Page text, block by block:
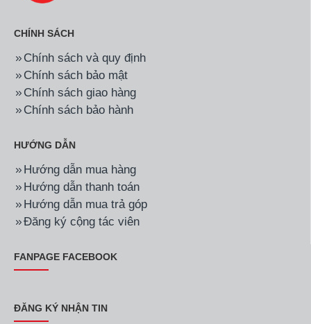
CHÍNH SÁCH
Chính sách và quy định
Chính sách bảo mật
Chính sách giao hàng
Chính sách bảo hành
HƯỚNG DẪN
Hướng dẫn mua hàng
Hướng dẫn thanh toán
Hướng dẫn mua trả góp
Đăng ký cộng tác viên
FANPAGE FACEBOOK
ĐĂNG KÝ NHẬN TIN